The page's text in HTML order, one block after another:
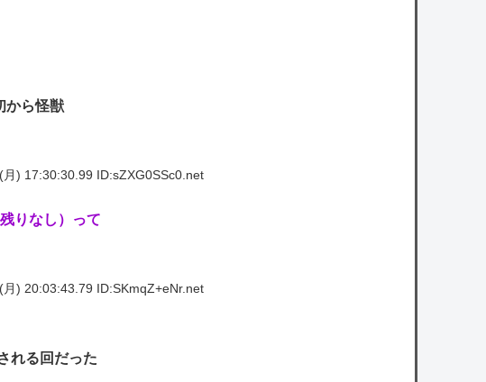
から怪獣
月) 17:30:30.99 ID:sZXG0SSc0.net
りなし）って
月) 20:03:43.79 ID:SKmqZ+eNr.net
れる回だった